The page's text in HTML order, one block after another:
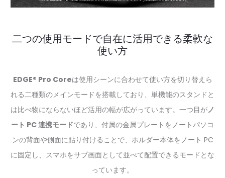
二つの使用モードで自在に活用できる柔軟な
使い方
EDGE® Pro Coreは使用シーンに合わせて使い方を切り替えら
れる二種類のメインモードを搭載しており、単機能のスタンドと
は比べ物にならないほど活用の幅が広がっています。一つ目がノ
ート PC 連携モードであり、付属の金属プレートをノートパソコ
ンの背面や側面に貼り付けることで、ホルダー本体をノート PC
に固定し、スマホをサブ画面として並べて配置できるモードとな
っています。